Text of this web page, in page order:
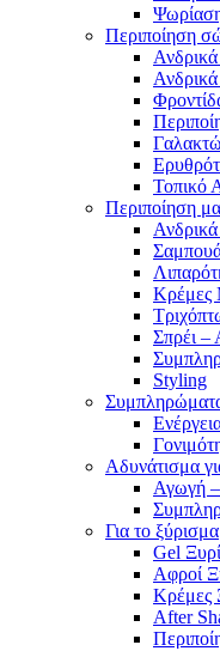
Περιποίηση
Τοπικό
Περιποίηση
Κρέμες
Σπρέι –
Styling
Αδυνάτισμα
Αγωγή
Για το ξύρισμα
Gel
Αφροί
Κρέμες
After